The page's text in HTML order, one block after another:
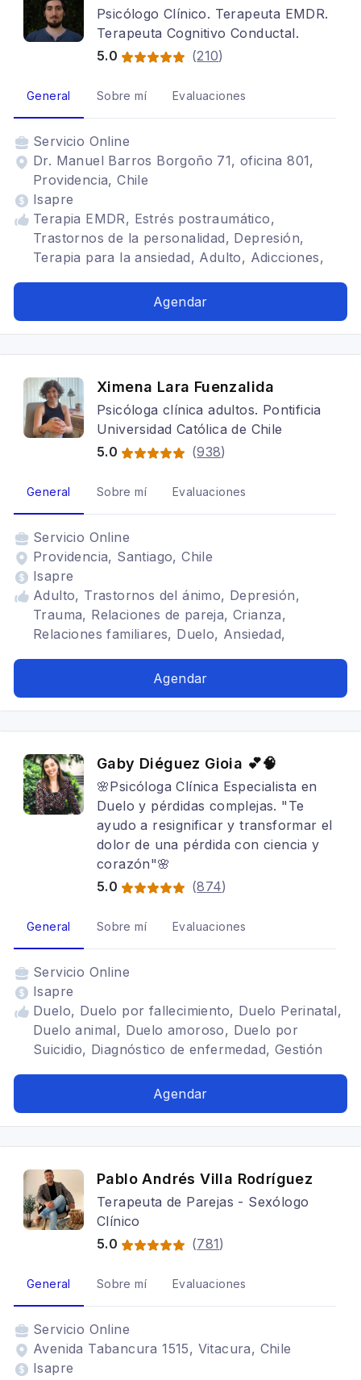
Psicólogo Clínico. Terapeuta EMDR.
Terapeuta Cognitivo Conductal.
5.0
(210)
General Sobre mí Evaluaciones
Servicio Online
Dr. Manuel Barros Borgoño 71, oficina 801,
Providencia, Chile
Isapre
Terapia EMDR, Estrés postraumático,
Trastornos de la personalidad, Depresión,
Terapia para la ansiedad, Adulto, Adicciones,
Tratamientos para fobia social, Bipolaridad,
Agendar
Ximena Lara Fuenzalida
Psicóloga clínica adultos. Pontificia
Universidad Católica de Chile
5.0
(938)
General Sobre mí Evaluaciones
Servicio Online
Providencia, Santiago, Chile
Isapre
Adulto, Trastornos del ánimo, Depresión,
Trauma, Relaciones de pareja, Crianza,
Relaciones familiares, Duelo, Ansiedad,
Menopausia, Estrés postraumático
Agendar
Gaby Diéguez Gioia 💕🧠
🌸Psicóloga Clínica Especialista en
Duelo y pérdidas complejas. "Te
ayudo a resignificar y transformar el
dolor de una pérdida con ciencia y
corazón"🌸
5.0
(874)
General Sobre mí Evaluaciones
Servicio Online
Isapre
Duelo, Duelo por fallecimiento, Duelo Perinatal,
Duelo animal, Duelo amoroso, Duelo por
Suicidio, Diagnóstico de enfermedad, Gestión
Duelo por abandono, Duelo Migratorio,
Perinatal, Adulto, Adolescentes, Trastornos del
ánimo, Depresión, Estrés postraumático,
Terapia para la ansiedad, Terapia familiar,
Cognitivo conductual
Agendar
Pablo Andrés Villa Rodríguez
Terapeuta de Parejas - Sexólogo
Clínico
5.0
(781)
General Sobre mí Evaluaciones
Servicio Online
Avenida Tabancura 1515, Vitacura, Chile
Isapre